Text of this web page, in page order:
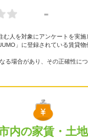
-
人を対象にアンケートを実施
」に登録されている賃貸物
る場合があり、その正確性に
内の家賃・土